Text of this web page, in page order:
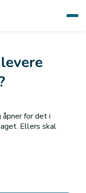
for det i
Ellers skal